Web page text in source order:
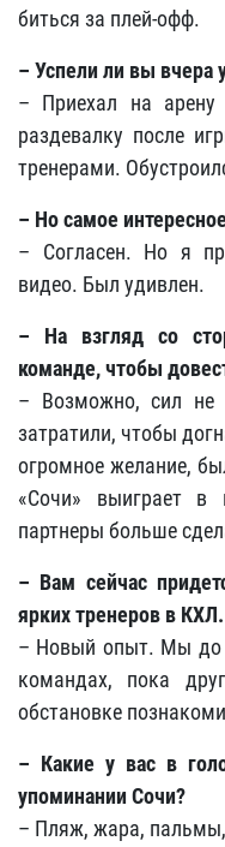
биться за плей-офф.
– Успели ли вы вчера
– Приехал на
раздевалку после
тренерами.
– Но самое
– Согласен. Но я
видео. Был удивлен.
– На взгляд со
команде, чтобы
– Возможно, сил не
затратили, чтобы
огромное желание,
«Сочи» выиграет
партнеры больше
– Вам сейчас
ярких тренеров в
– Новый опыт. Мы до
командах, пока
обстановке
– Какие у вас в
упоминании Сочи?
– Пляж, жара,